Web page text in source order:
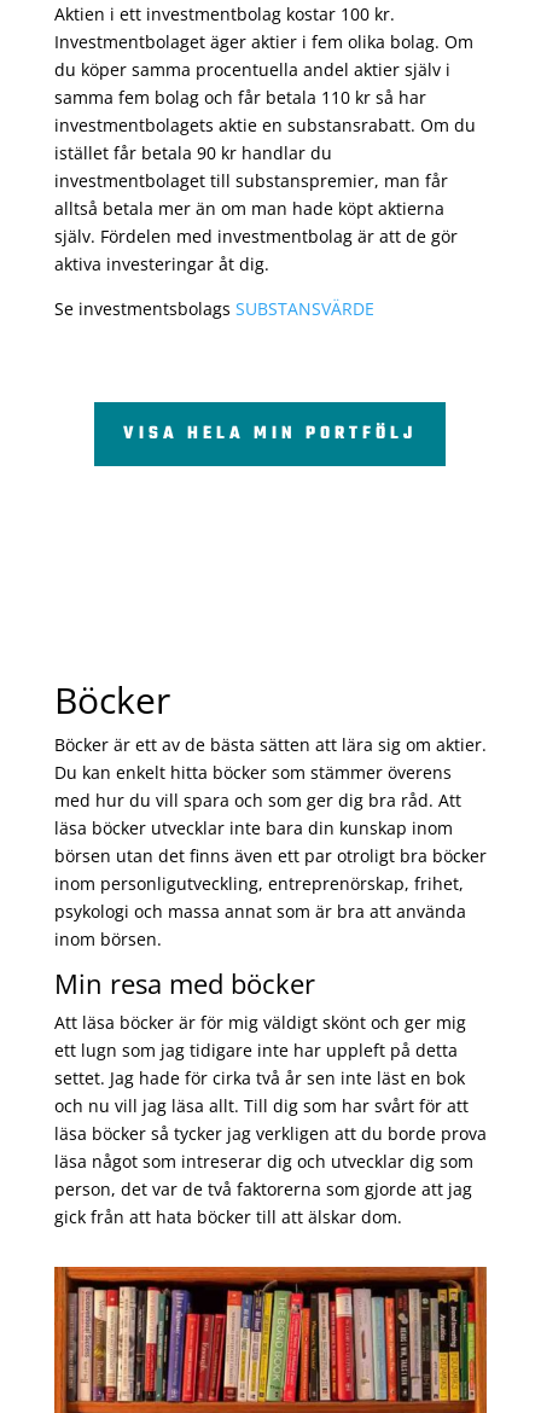
Aktien i ett investmentbolag kostar 100 kr.
Investmentbolaget äger aktier i fem olika bolag. Om
du köper samma procentuella andel aktier själv i
samma fem bolag och får betala 110 kr så har
investmentbolagets aktie en substansrabatt. Om du
istället får betala 90 kr handlar du
investmentbolaget till substanspremier, man får
alltså betala mer än om man hade köpt aktierna
själv. Fördelen med investmentbolag är att de gör
aktiva investeringar åt dig.
Se investmentsbolags SUBSTANSVÄRDE
VISA HELA MIN PORTFÖLJ
Böcker
Böcker är ett av de bästa sätten att lära sig om aktier.
Du kan enkelt hitta böcker som stämmer överens
med hur du vill spara och som ger dig bra råd. Att
läsa böcker utvecklar inte bara din kunskap inom
börsen utan det finns även ett par otroligt bra böcker
inom personligutveckling, entreprenörskap, frihet,
psykologi och massa annat som är bra att använda
inom börsen.
Min resa med böcker
Att läsa böcker är för mig väldigt skönt och ger mig
ett lugn som jag tidigare inte har uppleft på detta
settet. Jag hade för cirka två år sen inte läst en bok
och nu vill jag läsa allt. Till dig som har svårt för att
läsa böcker så tycker jag verkligen att du borde prova
läsa något som intreserar dig och utvecklar dig som
person, det var de två faktorerna som gjorde att jag
gick från att hata böcker till att älskar dom.